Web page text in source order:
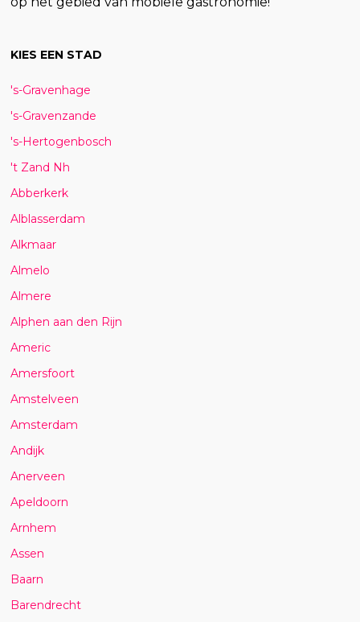
KIES EEN STAD
's-Gravenhage
's-Gravenzande
's-Hertogenbosch
't Zand Nh
Abberkerk
Alblasserdam
Alkmaar
Almelo
Almere
Alphen aan den Rijn
Americ
Amersfoort
Amstelveen
Amsterdam
Andijk
Anerveen
Apeldoorn
Arnhem
Assen
Baarn
Barendrecht